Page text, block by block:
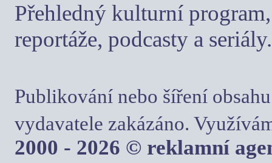
Přehledný kulturní
reportáže, podcasty a seriály.
Publikování nebo šíření
vydavatele zakázáno.
2000 - 2026 © reklamní